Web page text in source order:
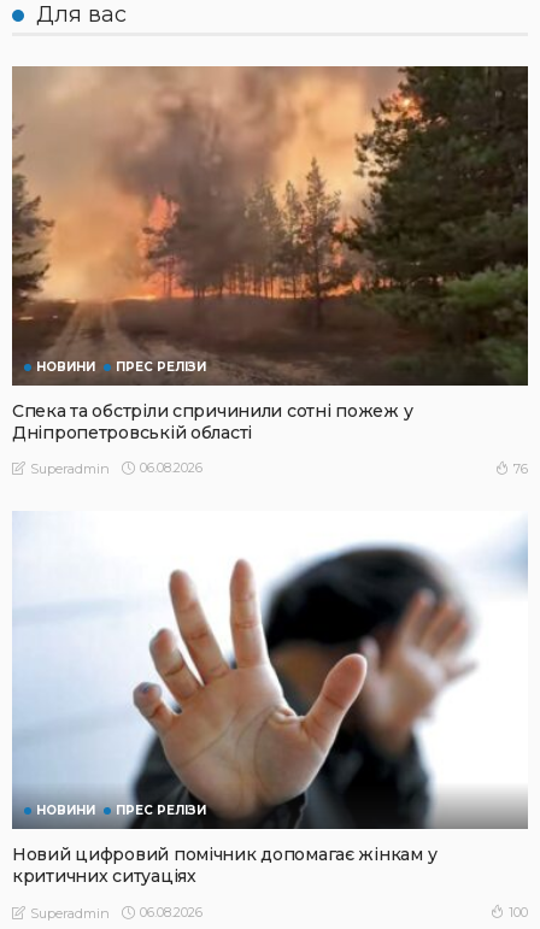
Для вас
НОВИНИ ПРЕС РЕЛІЗИ
Спека та обстріли спричинили сотні пожеж у
Дніпропетровській області
Superadmin 06.08.2026 76
НОВИНИ ПРЕС РЕЛІЗИ
Новий цифровий помічник допомагає жінкам у
критичних ситуаціях
Superadmin 06.08.2026 100